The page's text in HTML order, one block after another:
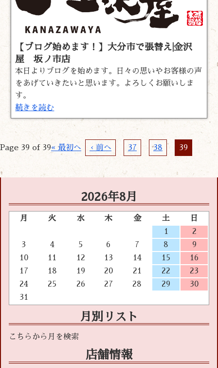
【ブログ始めます！】大分市で張替え|金沢
屋 坂ノ市店
本日よりブログを始めます。日々の思いやお客様の声
をあげていきたいと思います。よろしくお願いしま
す。
続きを読む
Page 39 of 39« 最初へ ‹ 前へ 37 38 39
2026年8月
月 火 水 木 金 土
日
1
2
3
4 5 6 7 8
9
10
11 12 13 14 15
16
17
18 19 20 21 22
23
24
25 26 27 28 29
30
31
月別リスト
店舗情報